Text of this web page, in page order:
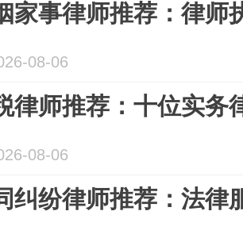
家事律师推荐：律师
08-06
律师推荐：十位实务
08-06
纠纷律师推荐：法律